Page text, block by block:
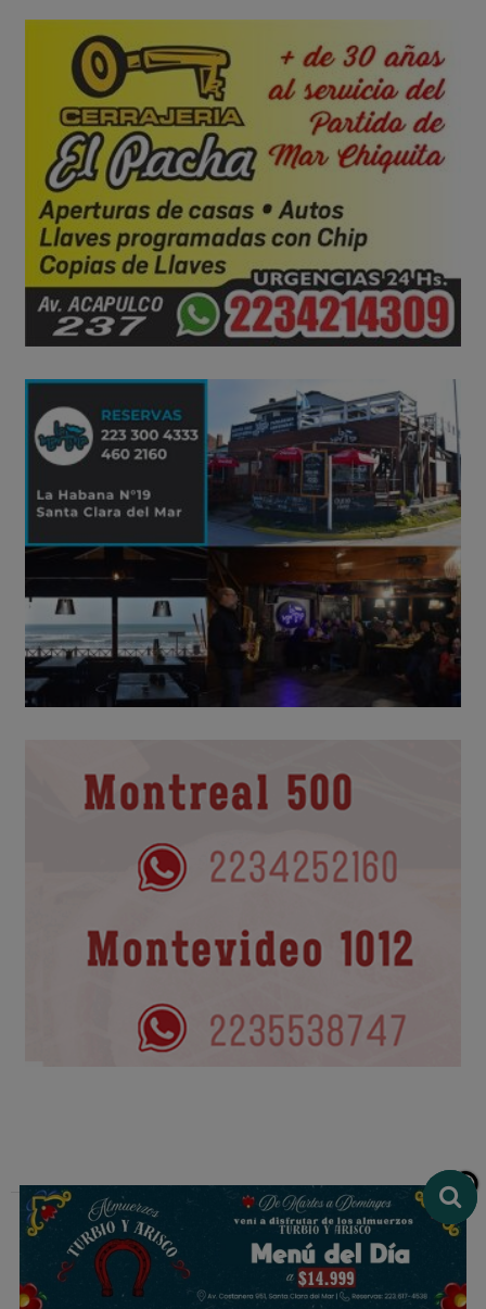
Multimedio El Ciudadano de Mar Chiquita
Avenida Acapulco 498 - Santa Clara del Mar - Buenos Aires
Contacto:contacto@ciudadanoweb.com.ar